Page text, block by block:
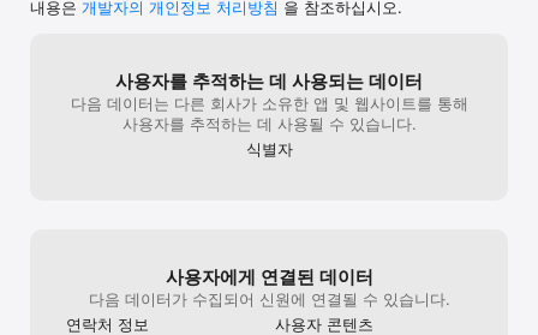
#Face ID : Face ID 인증 시 사용합니다.
설정 및 증명서 이용 시, 펫케어 슬개골 탈구 검사 시, 오피스도우미
문서 작성 시 사용됩니다.
#사진 : 발행된 전자영수증 저장, 펫상조 가입 증명서 저장 시,
오피스도우미 문서 작성, 마인드케어 컨텐츠 저장 시 사용됩니다.
#위치정보: 운전면허증 확인증 전송 시 기기의 위치 확인, 펫세권
입력, PASS머니 기프트샵 선물하기 기능 이용 시 사용됩니다.
#건강 및 피트니스 : 헬스케어 기능에 건강(Health) 앱의 걸음 수
데이터를 불러와 사용됩니다.
고객센터 번호라도 주셨으면 이렇게까지 화
kt고객센터 통화에 거쳐 겨우 다른 곳으로
연결해서 알아냈어요... 웰컴이벤트 2천원
쿠폰 하나에 이렇게 힘들게 할 줄 알았으면
혜택 준다고 해도 이용 못할 것 같습니다.
내용은 개발자의 개인정보 처리방침 을 참조하십시오.
사용자를 추적하는 데 사용되는 데이터
다음 데이터는 다른 회사가 소유한 앱 및 웹사이트를 통해
사용자를 추적하는 데 사용될 수 있습니다.
식별자
사용자에게 연결된 데이터
다음 데이터가 수집되어 신원에 연결될 수 있습니다.
연락처 정보
사용자 콘텐츠